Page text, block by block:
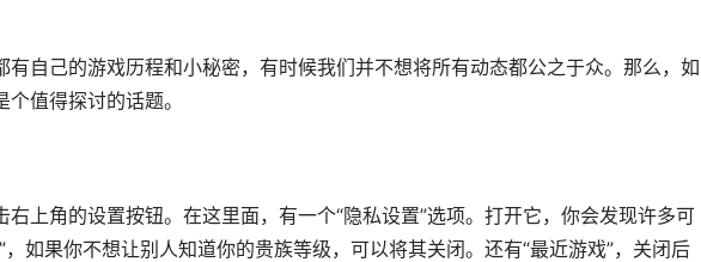
有自己的游戏历程和小秘密，有时候我们并不想将所有动态都公之于众。那么，如
值得探讨的话题。
上角的设置按钮。在这里面，有一个“隐私设置”选项。打开它，你会发现许多可
如果你不想让别人知道你的贵族等级，可以将其关闭。还有“最近游戏”，关闭后